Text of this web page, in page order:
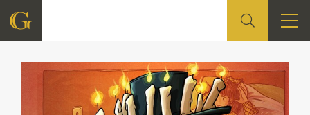
FUNDACIÓN
Citas en medios FGA